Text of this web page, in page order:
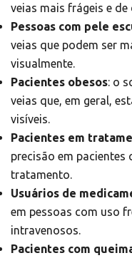
veias mais frágeis e
Pessoas com pele
veias que podem ser
visualmente.
Pacientes obesos: o
veias que, em geral,
visíveis.
Pacientes em
precisão em
tratamento.
Usuários de
em pessoas com uso
intravenosos.
Pacientes com